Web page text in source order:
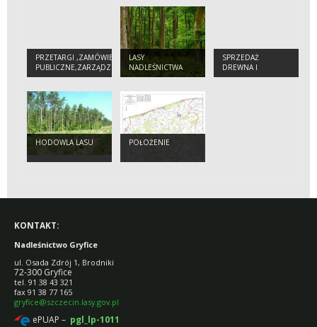
PRZETARGI ,ZAMÓWIENIA
PUBLICZNE,ZARZĄDZENIA
LASY
NADLEŚNICTWA
SPRZEDAŻ
DREWNA I
CHOINEK
HODOWLA LASU POŁOŻENIE
KONTAKT:
Nadleśnictwo Gryfice
ul. Osada Zdrój 1, Brodniki
72-300 Gryfice
tel. 91 38 43 321
fax 91 38 77 165
gryfice@szczecin.lasy.gov.pl
ePUAP – pgl_lp-1011